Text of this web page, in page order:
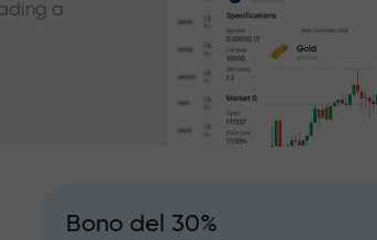
a
Bono del 30%